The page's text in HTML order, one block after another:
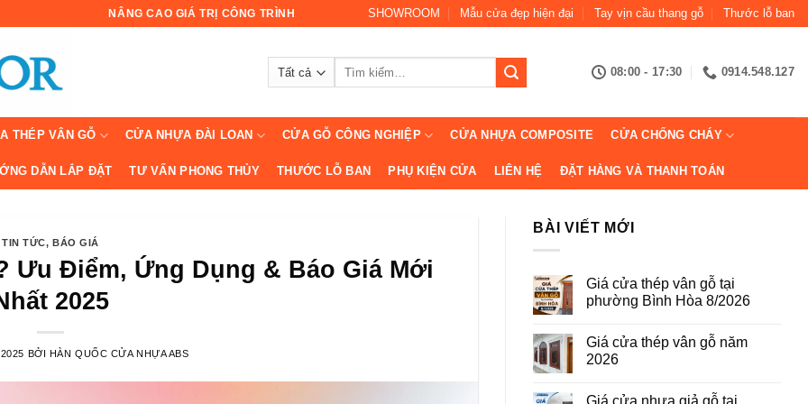
NÂNG CAO GIÁ TRỊ CÔNG TRÌNH SHOWROOM Mẫu cửa đẹp hiện đại Tay vịn cầu thang gỗ Thước lỗ ban
08:00 - 17:30 0914.548.127
THÉP VÂN GỖ CỬA NHỰA ĐÀI LOAN CỬA GỖ CÔNG NGHIỆP CỬA NHỰA COMPOSITE CỬA CHỐNG CHÁY
DẪN LẮP ĐẶT TƯ VẤN PHONG THỦY THƯỚC LỖ BAN PHỤ KIỆN CỬA LIÊN HỆ ĐẶT HÀNG VÀ THANH TOÁN
TIN TỨC,BÁO GIÁ
Ưu Điểm, Ứng Dụng & Báo Giá Mới
2025
BỞI HÀN QUỐC CỬA NHỰA ABS
BÀI VIẾT MỚI
Giá cửa thép vân gỗ tại
phường Bình Hòa 8/2026
bình
luận
ở
thép
Giá cửa thép vân gỗ năm
2026
bình
Giá cửa nhựa giả gỗ tại